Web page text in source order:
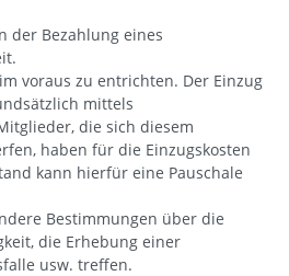
der Bezahlung eines
voraus zu entrichten. Der Einzug
mittels
die sich diesem
haben für die Einzugskosten
kann hierfür eine Pauschale
Bestimmungen über die
die Erhebung einer
usw. treffen.